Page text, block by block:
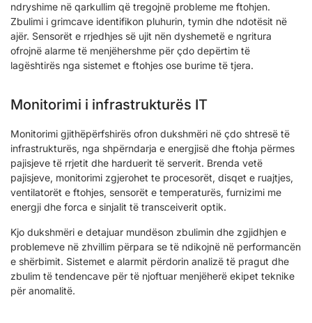
ndryshime në qarkullim që tregojnë probleme me ftohjen.
Zbulimi i grimcave identifikon pluhurin, tymin dhe ndotësit në
ajër. Sensorët e rrjedhjes së ujit nën dyshemetë e ngritura
ofrojnë alarme të menjëhershme për çdo depërtim të
lagështirës nga sistemet e ftohjes ose burime të tjera.
Monitorimi i infrastrukturës IT
Monitorimi gjithëpërfshirës ofron dukshmëri në çdo shtresë të
infrastrukturës, nga shpërndarja e energjisë dhe ftohja përmes
pajisjeve të rrjetit dhe harduerit të serverit. Brenda vetë
pajisjeve, monitorimi zgjerohet te procesorët, disqet e ruajtjes,
ventilatorët e ftohjes, sensorët e temperaturës, furnizimi me
energji dhe forca e sinjalit të transceiverit optik.
Kjo dukshmëri e detajuar mundëson zbulimin dhe zgjidhjen e
problemeve në zhvillim përpara se të ndikojnë në performancën
e shërbimit. Sistemet e alarmit përdorin analizë të pragut dhe
zbulim të tendencave për të njoftuar menjëherë ekipet teknike
për anomalitë.